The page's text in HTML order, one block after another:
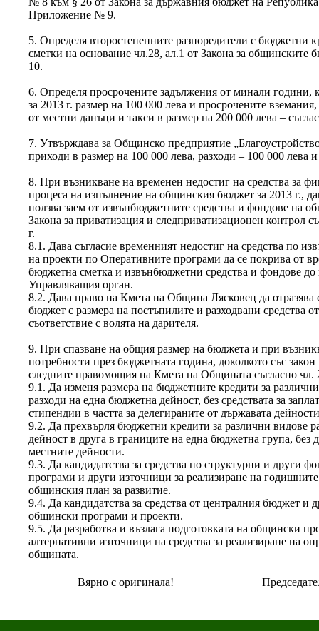
Приложение № 9.
5. Определя второстепенните разпоредители с бюджетни
сметки на основание чл.28, ал.1 от Закона за
10.
6. Определя просрочените задължения от минали години,
за 2013 г. размер на 100 000 лева и просрочените
от местни данъци и такси в размер на 200 000 лева –
7. Утвърждава за Общинско предприятие
приходи в размер на 100 000 лева, разходи – 100 000 лева
8. При възникване на временен недостиг на средства за
процеса на изпълнение на общинския бюджет за 2013 г.,
ползва заем от извънбюджетните средства и фондове на
Закона за приватизация и следприватизационен контрол
г.
8.1. Дава съгласие временният недостиг на средства по
на проекти по Оперативните програми да се покрива от
бюджетна сметка и извънбюджетни средства и фондове до
Управляващия орган.
8.2. Дава право на Кмета на Община Лясковец да
бюджет с размера на постъпилите и разходвани средства
съответствие с волята на дарителя.
9. При спазване на общия размер на бюджета и при
потребности през бюджетната година, доколкото със
следните правомощия на Кмета на Общината съгласно
9.1. Да изменя размера на бюджетните кредити за
разходи на една бюджетна дейност, без средствата за
стипендии в частта за делегираните от държавата
9.2. Да прехвърля бюджетни кредити за различни видове
дейност в друга в границите на една бюджетна група, без
местните дейности.
9.3. Да кандидатства за средства по структурни и други
програми и други източници за реализиране на
общинския план за развитие.
9.4. Да кандидатства за средства от централния бюджет и
общински програми и проекти.
9.5. Да разработва и възлага подготовката на общински
алтернативни източници на средства за реализиране на
общината.
Вярно с оригинала!